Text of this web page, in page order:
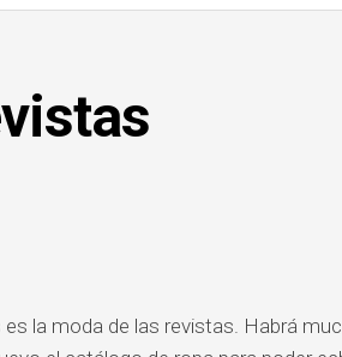
la moda de las revistas. Habrá